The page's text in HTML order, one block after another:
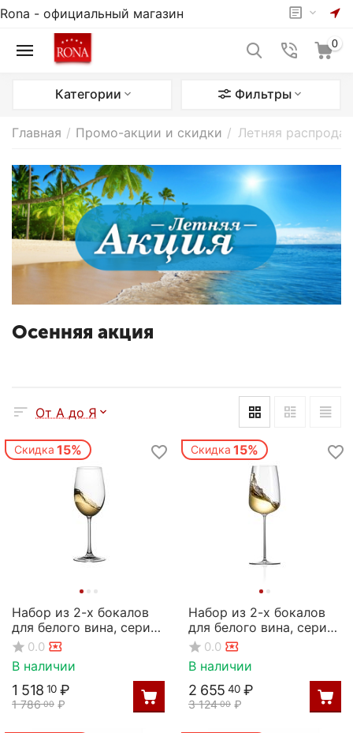
Rona - официальный магазин
0
Категории Фильтры
Главная / Промо-акции и скидки / Летняя
Осенняя акция
От А до Я
Скидка 15%
Набор из 2-х бокалов
для белого вина, серия
Magnum, 440 мл, Rona
0.0
В наличии
1 786 00 ₽
1 518 10 ₽
Скидка 15%
Набор из 2-х бокалов
для белого вина, серия
Orbital Ultra, 480 мл,
Rona
0.0
В наличии
3 124 00 ₽
2 655 40 ₽